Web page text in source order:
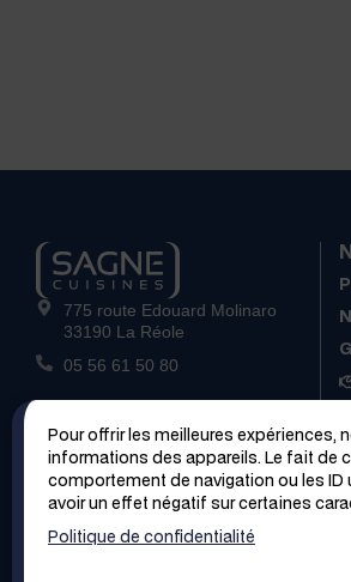
Pour offrir les meilleures
informations des appareils. Le fait de
comportement de navigation ou les
avoir un effet négatif sur certaines
Politique de confidentialité
775 route Edouard Molinaro
33190 La Réole
05 56 61 50 80
Trouver un